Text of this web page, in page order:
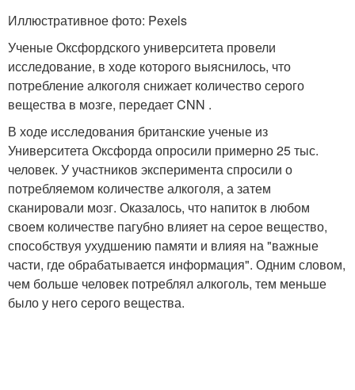
Иллюстративное фото: Pexels
Ученые Оксфордского университета провели
исследование, в ходе которого выяснилось, что
потребление алкоголя снижает количество серого
вещества в мозге, передает CNN .
В ходе исследования британские ученые из
Университета Оксфорда опросили примерно 25 тыс.
человек. У участников эксперимента спросили о
потребляемом количестве алкоголя, а затем
сканировали мозг. Оказалось, что напиток в любом
своем количестве пагубно влияет на серое вещество,
способствуя ухудшению памяти и влияя на "важные
части, где обрабатывается информация". Одним словом,
чем больше человек потреблял алкоголь, тем меньше
было у него серого вещества.